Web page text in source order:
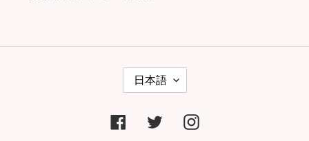
日本語
FacebookTwitter Instagram